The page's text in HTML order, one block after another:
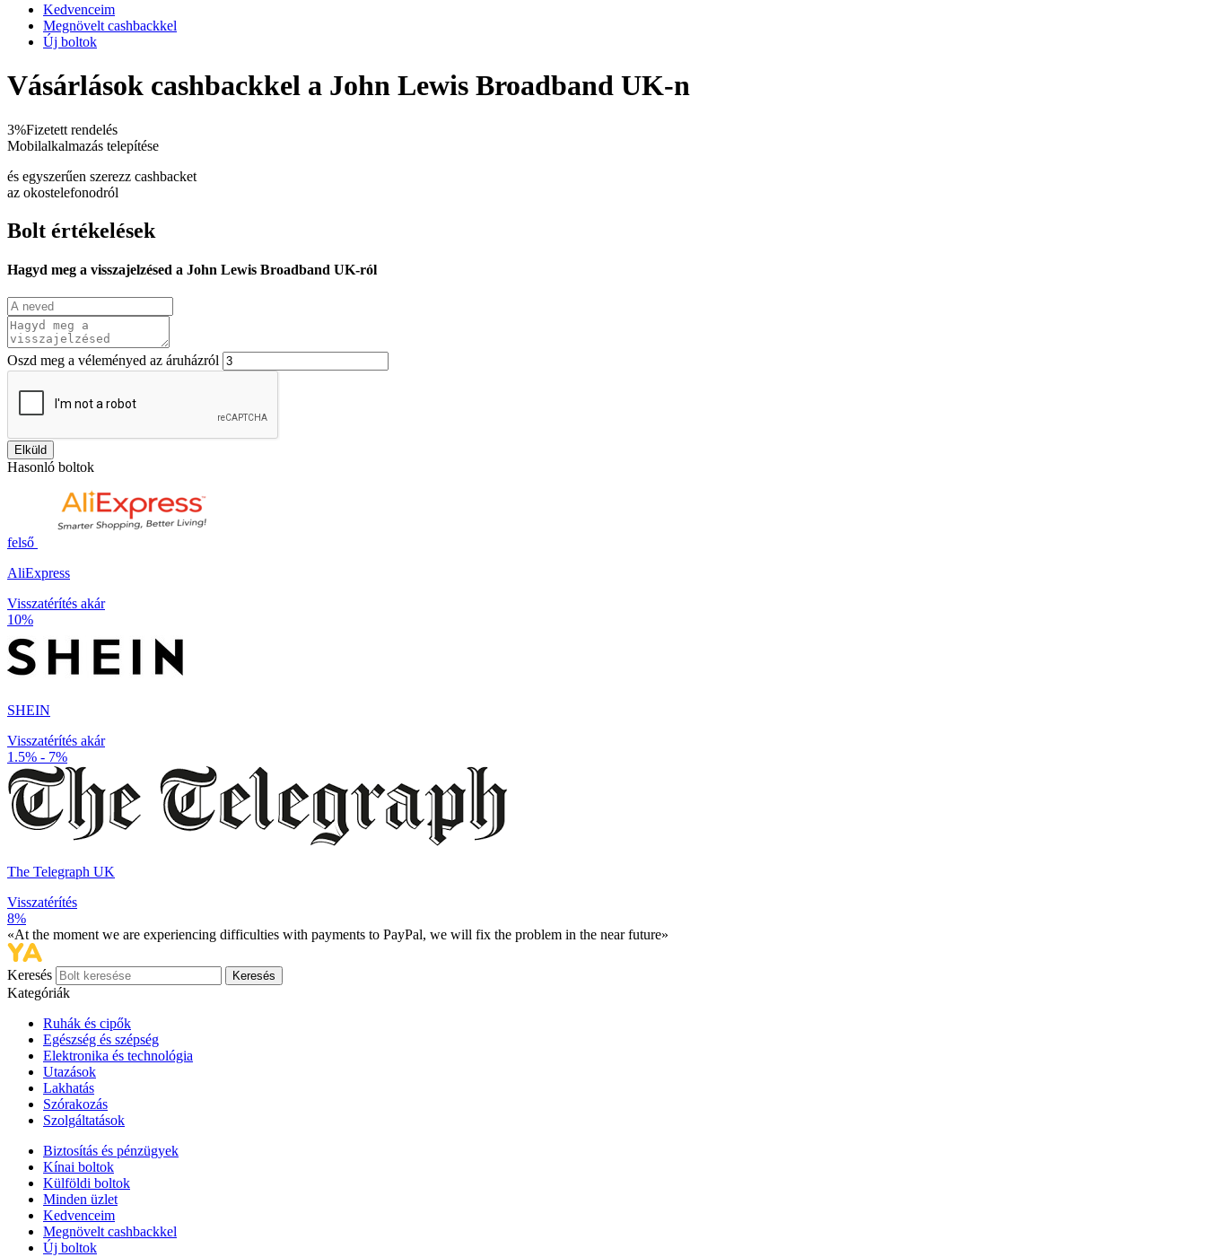
Kedvenceim
Megnövelt cashbackkel
Új boltok
Vásárlások cashbackkel a John Lewis Broadband UK-n
3%Fizetett rendelés
Mobilalkalmazás telepítése
és egyszerűen szerezz cashbacket
az okostelefonodról
Bolt értékelések
Hagyd meg a visszajelzésed a John Lewis Broadband UK-ról
Oszd meg a véleményed az áruházról
Elküld
Hasonló boltok
felső
AliExpress
Visszatérítés akár
10%
SHEIN
Visszatérítés akár
1.5% - 7%
The Telegraph UK
Visszatérítés
8%
«At the moment we are experiencing difficulties with payments to PayPal, we will fix the problem in the near future»
Keresés Keresés
Kategóriák
Ruhák és cipők
Egészség és szépség
Elektronika és technológia
Utazások
Lakhatás
Szórakozás
Szolgáltatások
Biztosítás és pénzügyek
Kínai boltok
Külföldi boltok
Minden üzlet
Kedvenceim
Megnövelt cashbackkel
Új boltok